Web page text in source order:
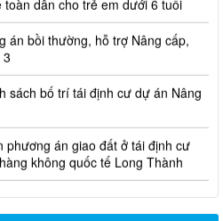
án bồi thường, hỗ trợ Nâng cấp,
3
sách bố trí tái định cư dự án Nâng
án giao đất ở tái định cư
không quốc tế Long Thành